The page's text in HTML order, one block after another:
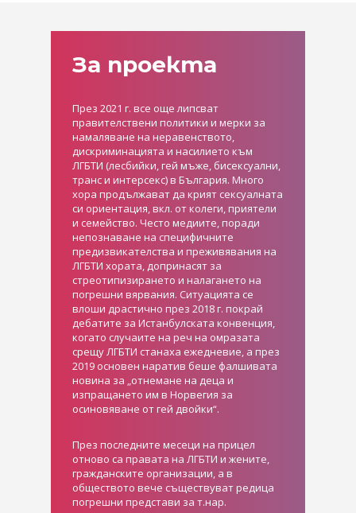
За проекта
През 2021 г. все още липсват
правителствени политики и мерки за
намаляване на неравенството,
дискриминацията и насилието към
ЛГБТИ (лесбийки, гей мъже, бисексуални,
транс и интерсекс) в България. Много
хора продължават да крият сексуалната
си ориентация, вкл. от колеги, приятели
и семейство. Често медиите, поради
непознаване на специфичните
предизвикателства и преживявания на
ЛГБТИ хората, допринасят за
стреотипизирането и налагането на
погрешни вярвания. Ситуацията се
влоши драстично през 2018 г. покрай
дебатите за Истанбулската конвенция,
когато случаите на реч на омразата
срещу ЛГБТИ станаха ежедневие, а през
2019 основен наратив беше фалшивата
новина за „отнемане на деца и
изпращането им в Норвегия за
осиновяване от гей двойки“.
През последните месеци на прицел
отново са правата на ЛГБТИ и жените,
гражданските организации, а в
обществото вече съществуват редица
погрешни представи за т.нар.